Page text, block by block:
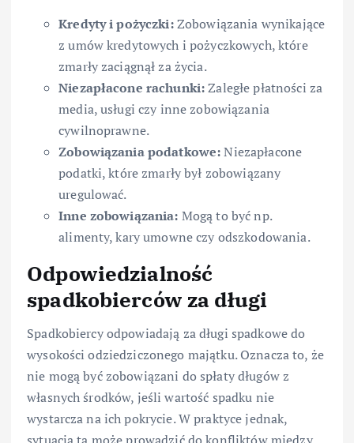
Kredyty i pożyczki:Zobowiązania wynikające
z umów kredytowych i pożyczkowych, które
zmarły zaciągnął za życia.
Niezapłacone rachunki:Zaległe płatności za
media, usługi czy inne zobowiązania
cywilnoprawne.
Zobowiązania podatkowe:Niezapłacone
podatki, które zmarły był zobowiązany
uregulować.
Inne zobowiązania: Mogą to być np.
alimenty, kary umowne czy odszkodowania.
Odpowiedzialność
spadkobierców za długi
Spadkobiercy odpowiadają za długi spadkowe do
wysokości odziedziczonego majątku. Oznacza to, że
nie mogą być zobowiązani do spłaty długów z
własnych środków, jeśli wartość spadku nie
wystarcza na ich pokrycie. W praktyce jednak,